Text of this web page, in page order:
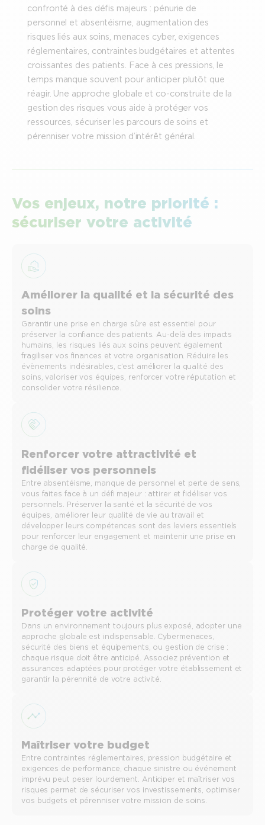
confronté à des défis majeurs : pénurie de
personnel et absentéisme, augmentation des
risques liés aux soins, menaces cyber, exigences
réglementaires, contraintes budgétaires et attentes
croissantes des patients. Face à ces pressions, le
temps manque souvent pour anticiper plutôt que
réagir. Une approche globale et co-construite de la
gestion des risques vous aide à protéger vos
ressources, sécuriser les parcours de soins et
pérenniser votre mission d’intérêt général.
Vos enjeux, notre priorité :
sécuriser votre activité
Améliorer la qualité et la sécurité des
soins
Garantir une prise en charge sûre est essentiel pour
préserver la confiance des patients. Au-delà des impacts
humains, les risques liés aux soins peuvent également
fragiliser vos finances et votre organisation. Réduire les
évènements indésirables, c’est améliorer la qualité des
soins, valoriser vos équipes, renforcer votre réputation et
consolider votre résilience.
Renforcer votre attractivité et
fidéliser vos personnels
Entre absentéisme, manque de personnel et perte de sens,
vous faites face à un défi majeur : attirer et fidéliser vos
personnels. Préserver la santé et la sécurité de vos
équipes, améliorer leur qualité de vie au travail et
développer leurs compétences sont des leviers essentiels
pour renforcer leur engagement et maintenir une prise en
charge de qualité.
Protéger votre activité
Dans un environnement toujours plus exposé, adopter une
approche globale est indispensable. Cybermenaces,
sécurité des biens et équipements, ou gestion de crise :
chaque risque doit être anticipé. Associez prévention et
assurances adaptées pour protéger votre établissement et
garantir la pérennité de votre activité.
Maîtriser votre budget
Entre contraintes réglementaires, pression budgétaire et
exigences de performance, chaque sinistre ou événement
imprévu peut peser lourdement. Anticiper et maîtriser vos
risques permet de sécuriser vos investissements, optimiser
vos budgets et pérenniser votre mission de soins.